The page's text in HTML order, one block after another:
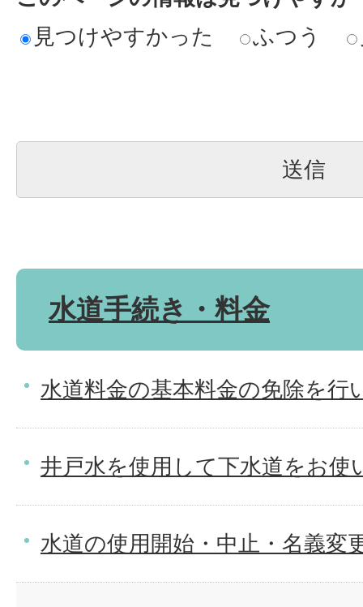
見つけやすかった
ふつう
水道手続き・料金
水道料金の基本料金の免除を行
井戸水を使用して下水道をお使
水道の使用開始・中止・名義変